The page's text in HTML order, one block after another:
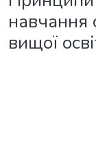
навчання
вищої